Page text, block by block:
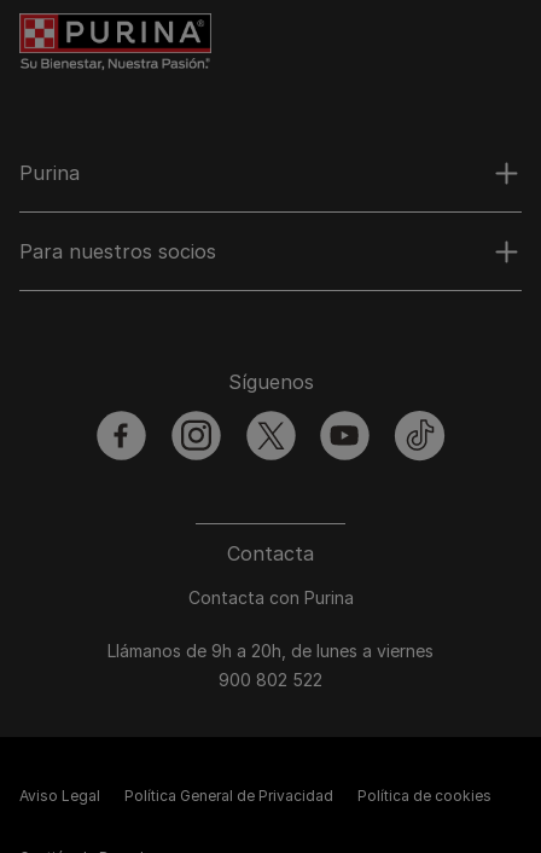
Purina
Para nuestros socios
Contacta
Contacta con Purina
Llámanos de 9h a 20h, de lunes a viernes
900 802 522
Síguenos
facebookinstagramtwitter youtubetiktok
Aviso Legal Política General de Privacidad Política de cookies